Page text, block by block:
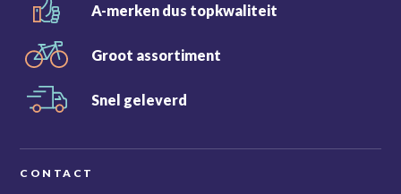
A-merken dus topkwaliteit
Groot assortiment
Snel geleverd
CONTACT